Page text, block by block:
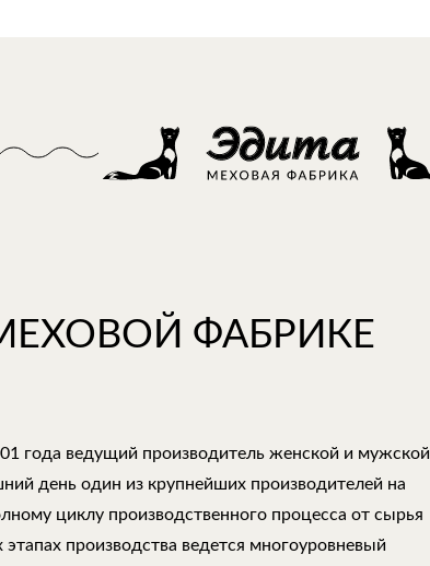
ФАБРИКЕ
года ведущий производитель женской и мужской
день один из крупнейших производителей на
циклу производственного процесса от сырья
производства ведется многоуровневый